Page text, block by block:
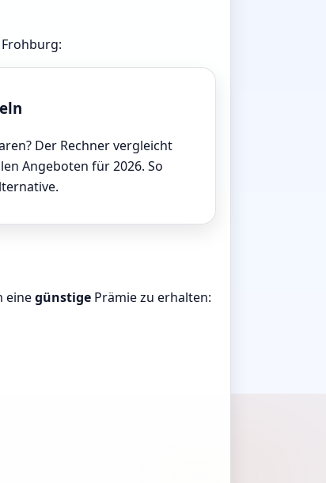
Der Rechner vergleicht
Angeboten für 2026. So
einegünstige Prämie zu erhalten: